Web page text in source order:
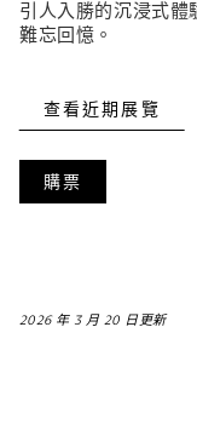
引人入勝的沉浸式體
難忘回憶。
查看近期展覽
購票
2026 年 3 月 20 日更新